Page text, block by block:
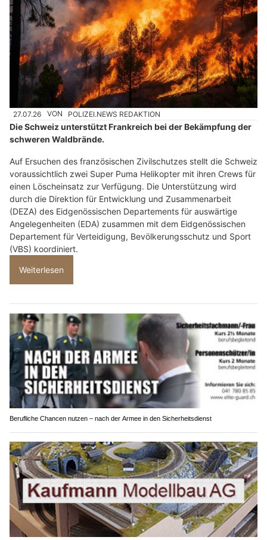
27.07.26 VON POLIZEI.NEWS REDAKTION
Die Schweiz unterstützt Frankreich bei der Bekämpfung der
schweren Waldbrände.
Auf Ersuchen des französischen Zivilschutzes stellt die Schweiz
voraussichtlich zwei Super Puma Helikopter mit ihren Crews für
einen Löscheinsatz zur Verfügung. Die Unterstützung wird
durch die Direktion für Entwicklung und Zusammenarbeit
(DEZA) des Eidgenössischen Departements für auswärtige
Angelegenheiten (EDA) zusammen mit dem Eidgenössischen
Departement für Verteidigung, Bevölkerungsschutz und Sport
(VBS) koordiniert.
Weiterlesen
Berufliche Chancen nutzen – nach der Armee in den Sicherheitsdienst